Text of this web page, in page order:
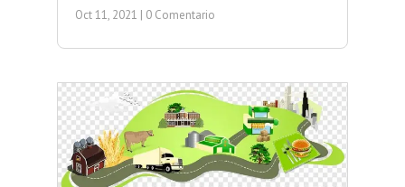
Oct 11, 2021 | 0 Comentario